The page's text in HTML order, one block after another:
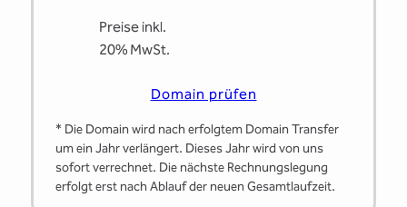
Preise inkl.
20% MwSt.
Domain prüfen
* Die Domain wird nach erfolgtem Domain Transfer
um ein Jahr verlängert. Dieses Jahr wird von uns
sofort verrechnet. Die nächste Rechnungslegung
erfolgt erst nach Ablauf der neuen Gesamtlaufzeit.